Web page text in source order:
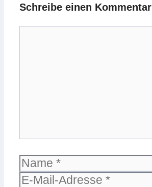
Schreibe einen Kommentar
Name
E-